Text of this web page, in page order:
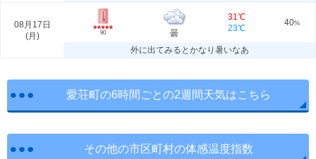
08月17日
(月 ) 90 曇
31℃
23℃
40%
外に出てみるとかなり暑いなあ
愛荘町の6時間ごとの2週間天気はこちら
その他の市区町村の体感温度指数